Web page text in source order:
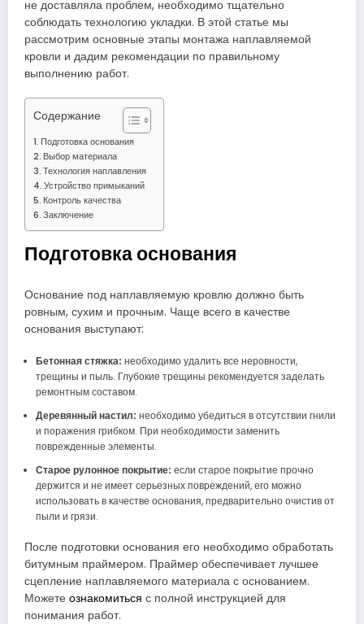
не доставляла проблем, необходимо тщательно
соблюдать технологию укладки. В этой статье мы
рассмотрим основные этапы монтажа наплавляемой
кровли и дадим рекомендации по правильному
выполнению работ.
Содержание
Подготовка основания
Выбор материала
Технология наплавления
Устройство примыканий
Контроль качества
Заключение
Подготовка основания
Основание под наплавляемую кровлю должно быть
ровным, сухим и прочным. Чаще всего в качестве
основания выступают:
Бетонная стяжка: необходимо удалить все неровности,
трещины и пыль. Глубокие трещины рекомендуется заделать
ремонтным составом.
Деревянный настил: необходимо убедиться в отсутствии гнили
и поражения грибком. При необходимости заменить
поврежденные элементы.
Старое рулонное покрытие: если старое покрытие прочно
держится и не имеет серьезных повреждений, его можно
использовать в качестве основания, предварительно очистив от
пыли и грязи.
После подготовки основания его необходимо обработать
битумным праймером. Праймер обеспечивает лучшее
сцепление наплавляемого материала с основанием.
Можете ознакомиться с полной инструкцией для
понимания работ.